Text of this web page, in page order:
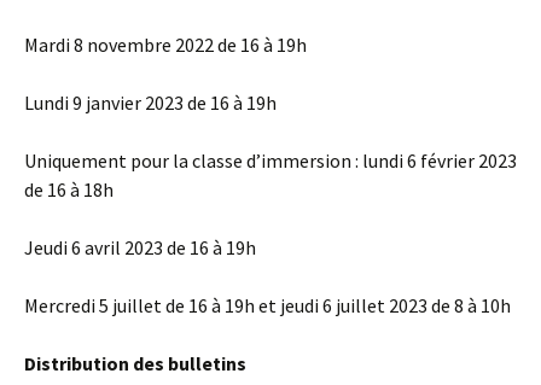
Mardi 8 novembre 2022 de 16 à 19h
Lundi 9 janvier 2023 de 16 à 19h
Uniquement pour la classe d’immersion : lundi 6 février 2023
de 16 à 18h
Jeudi 6 avril 2023 de 16 à 19h
Mercredi 5 juillet de 16 à 19h et jeudi 6 juillet 2023 de 8 à 10h
Distribution des bulletins